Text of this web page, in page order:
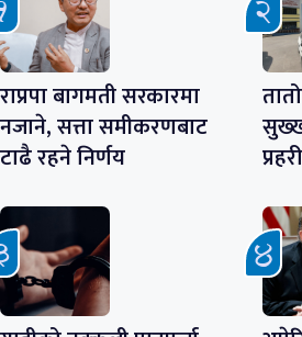
राप्रपा बागमती सरकारमा
नजाने, सत्ता समीकरणबाट
टाढै रहने निर्णय